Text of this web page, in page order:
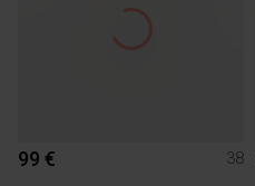
99 € 38